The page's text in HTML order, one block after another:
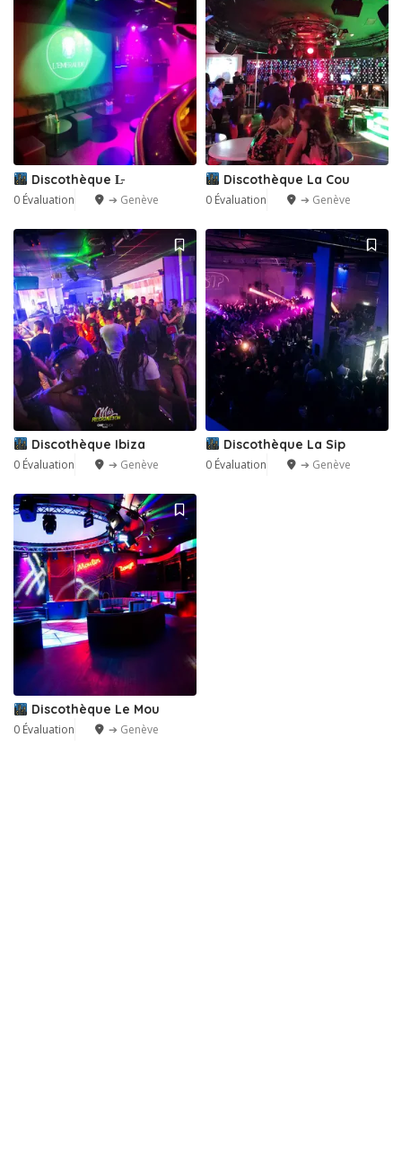
Discothèque L̵
0 Évaluation ➔ Genève
Discothèque La Cou
0 Évaluation ➔ Genève
Discothèque Ibiza
0 Évaluation ➔ Genève
Discothèque La Sip
0 Évaluation ➔ Genève
Discothèque Le Mou
0 Évaluation ➔ Genève